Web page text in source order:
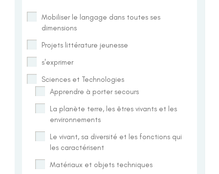
Mobiliser le langage dans toutes ses
dimensions
Projets littérature jeunesse
s'exprimer
Sciences et Technologies
Apprendre à porter secours
La planète terre, les êtres vivants et les
environnements
Le vivant, sa diversité et les fonctions qui
les caractérisent
Matériaux et objets techniques